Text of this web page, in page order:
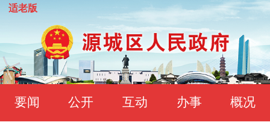
适老版
要闻 公开 互动 办事 概况